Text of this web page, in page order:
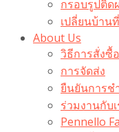
กรอบรูปติด
เปลี่ยนบ้า
About Us
วิธีการสั่งซื้อ
การจัดส่ง
ยืนยันการช
ร่วมงานกับ
Pennello